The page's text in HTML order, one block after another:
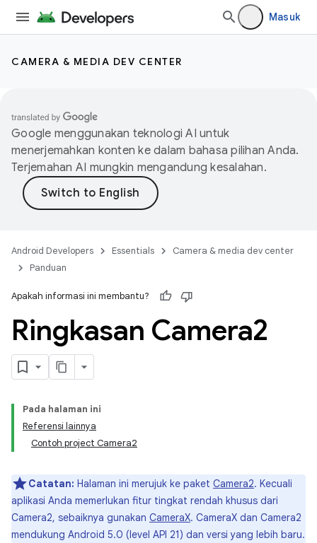
Masuk
CAMERA & MEDIA DEV CENTER
Google menggunakan teknologi AI untuk
menerjemahkan konten ke dalam bahasa pilihan Anda.
Terjemahan AI mungkin mengandung kesalahan.
Android Developers Essentials
Camera & media dev center
Panduan
Apakah informasi ini membantu?
Ringkasan Camera2
Pada halaman ini
Referensi lainnya
Contoh project Camera2
Catatan: Halaman ini merujuk ke paket Camera2. Kecuali
aplikasi Anda memerlukan fitur tingkat rendah khusus dari
Camera2, sebaiknya gunakan CameraX. CameraX dan Camera2
mendukung Android 5.0 (level API 21) dan versi yang lebih baru.